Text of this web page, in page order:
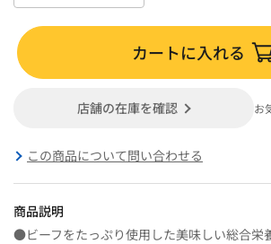
カートに入れる
店舗の在庫を確認 お
この商品について問い合わせる
商品説明
●ビーフをたっぷり使用した美味しい総合栄